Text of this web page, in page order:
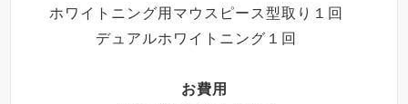
ホワイトニング用マウスピース型取り１回
デュアルホワイトニング１回
お費用